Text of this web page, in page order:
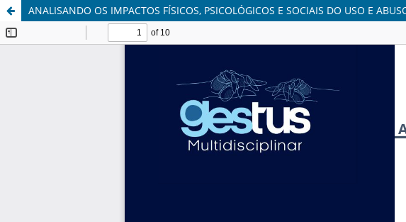
ANALISANDO OS IMPACTOS FÍSICOS, PSICOLÓGICOS E SOCIAIS DO USO E